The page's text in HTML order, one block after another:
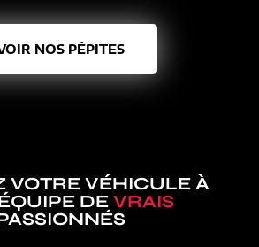
NOS PÉPITES
VOTRE VÉHICULE À
DE VRAIS